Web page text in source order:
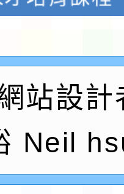
及新住民
1份
育專業人
傳播委員
空）演習－
知識線上
度第1學
站設計
Neil